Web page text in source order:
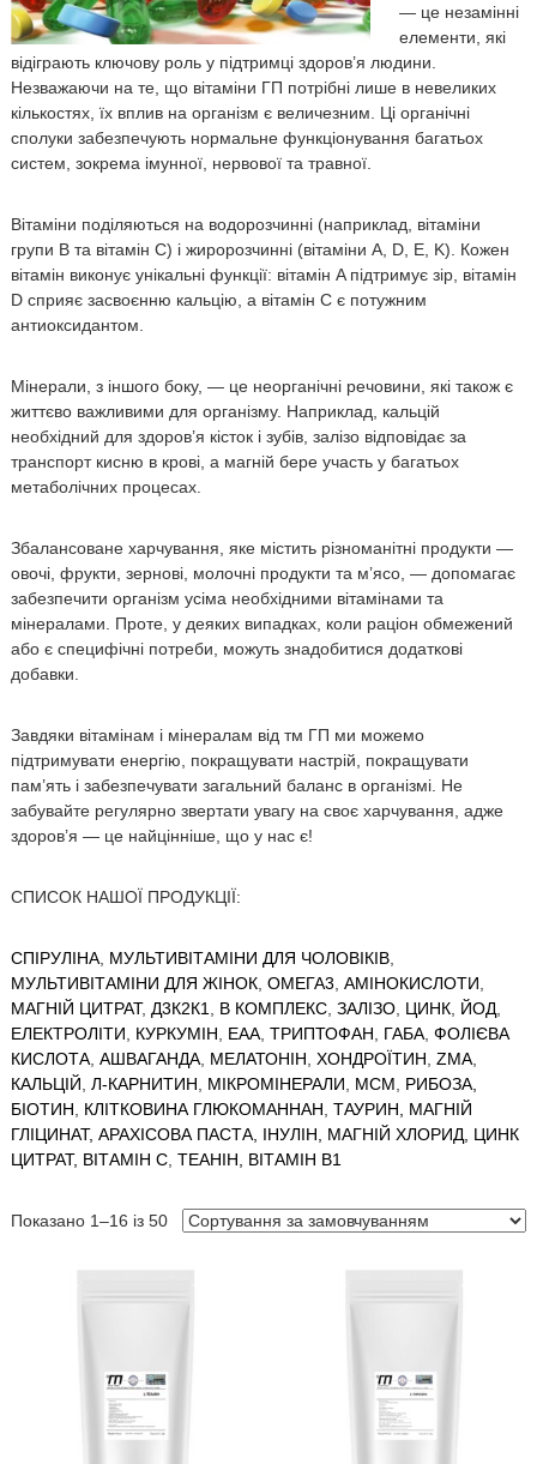
я
ч
П
р
о
т
ї
н
е
л
я
— це незамінні
елементи, які
відіграють ключову роль у підтримці здоров’я людини.
Незважаючи на те, що вітаміни ГП потрібні лише в невеликих
кількостях, їх вплив на організм є величезним. Ці органічні
сполуки забезпечують нормальне функціонування багатьох
систем, зокрема імунної, нервової та травної.
Вітаміни поділяються на водорозчинні (наприклад, вітаміни
групи B та вітамін C) і жиророзчинні (вітаміни A, D, E, K). Кожен
вітамін виконує унікальні функції: вітамін A підтримує зір, вітамін
D сприяє засвоєнню кальцію, а вітамін C є потужним
антиоксидантом.
Мінерали, з іншого боку, — це неорганічні речовини, які також є
життєво важливими для організму. Наприклад, кальцій
необхідний для здоров’я кісток і зубів, залізо відповідає за
транспорт кисню в крові, а магній бере участь у багатьох
метаболічних процесах.
Збалансоване харчування, яке містить різноманітні продукти —
овочі, фрукти, зернові, молочні продукти та м’ясо, — допомагає
забезпечити організм усіма необхідними вітамінами та
мінералами. Проте, у деяких випадках, коли раціон обмежений
або є специфічні потреби, можуть знадобитися додаткові
добавки.
Завдяки вітамінам і мінералам від тм ГП ми можемо
підтримувати енергію, покращувати настрій, покращувати
пам’ять і забезпечувати загальний баланс в організмі. Не
забувайте регулярно звертати увагу на своє харчування, адже
здоров’я — це найцінніше, що у нас є!
СПИСОК НАШОЇ ПРОДУКЦІЇ:
СПІРУЛІНА, МУЛЬТИВІТАМІНИ ДЛЯ ЧОЛОВІКІВ,
МУЛЬТИВІТАМІНИ ДЛЯ ЖІНОК, ОМЕГА3 АМІНОКИСЛОТИ
МАГНІЙ ЦИТРАТ, Д3К2К1 В КОМПЛЕКС, ЗАЛІЗО, ЦИНК, ЙОД,
ЕЛЕКТРОЛІТИ
КУРКУМІН ЕАА, ТРИПТОФАН ГАБА, ФОЛІЄВА
КИСЛОТА, АШВАГАНДА, МЕЛАТОНІН ХОНДРОЇТИН ZMA,
КАЛЬЦІЙ Л-КАРНИТИН МІКРОМІНЕРАЛИ МСМ
РИБОЗА,
БІОТИН
КЛІТКОВИНА ГЛЮКОМАННАН ТАУРИН, МАГНІЙ
ГЛІЦИНАТ, АРАХІСОВА ПАСТА, ІНУЛІН, МАГНІЙ ХЛОРИД, ЦИНК
ЦИТРАТ, ВІТАМІН С, ТЕАНІН, ВІТАМІН В1
Показано 1–16 із 50